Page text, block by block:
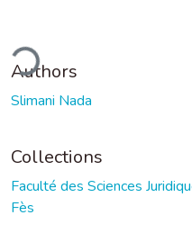
Authors
Slimani Nada
Collections
Faculté des Sciences
Fès